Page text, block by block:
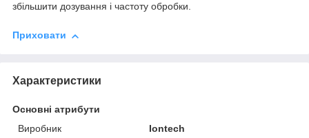
збільшити дозування і частоту обробки.
Приховати
Характеристики
Основні атрибути
Виробник
Iontech